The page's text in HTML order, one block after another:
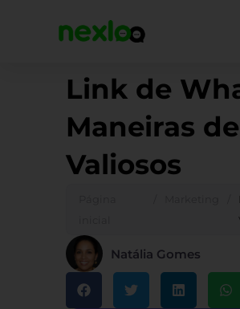
Link de
Maneiras
Valiosos
Natália Gomes